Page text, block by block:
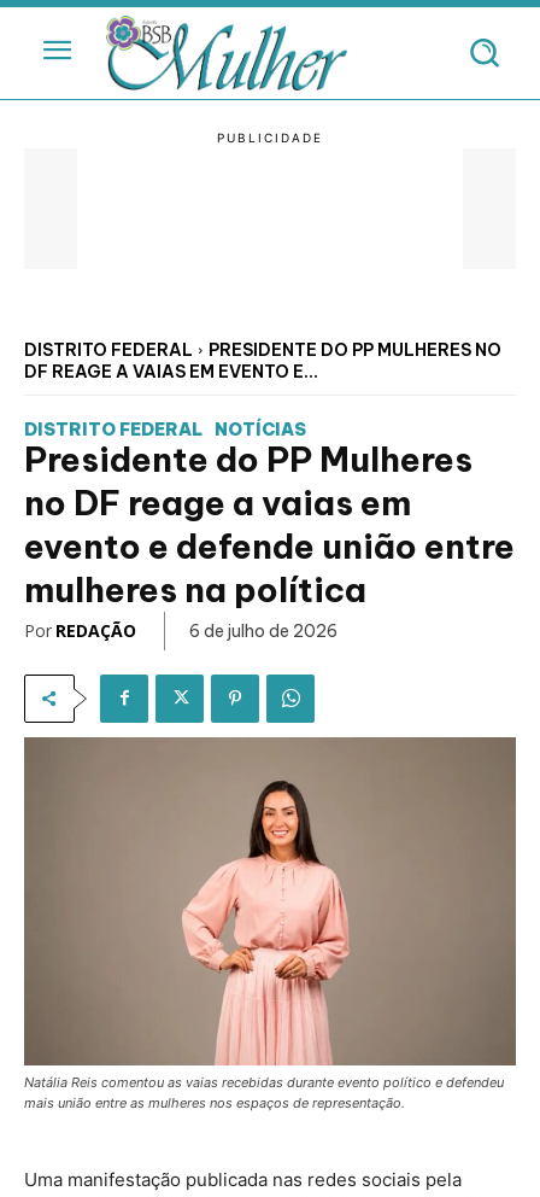
DISTRITO FEDERAL
PRESIDENTE DO PP MULHERES NO
DF REAGE A VAIAS EM EVENTO E...
DISTRITO FEDERAL NOTÍCIAS
Presidente do PP Mulheres
no DF reage a vaias em
evento e defende união entre
mulheres na política
Por REDAÇÃO 6 de julho de 2026
Natália Reis comentou as vaias recebidas durante evento político e defendeu
mais união entre as mulheres nos espaços de representação.
Uma manifestação publicada nas redes sociais pela